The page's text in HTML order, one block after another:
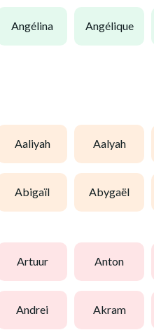
angélina angélique
aaliyah aalyah
abigaïl abygaël
artuur anton
andrei akram